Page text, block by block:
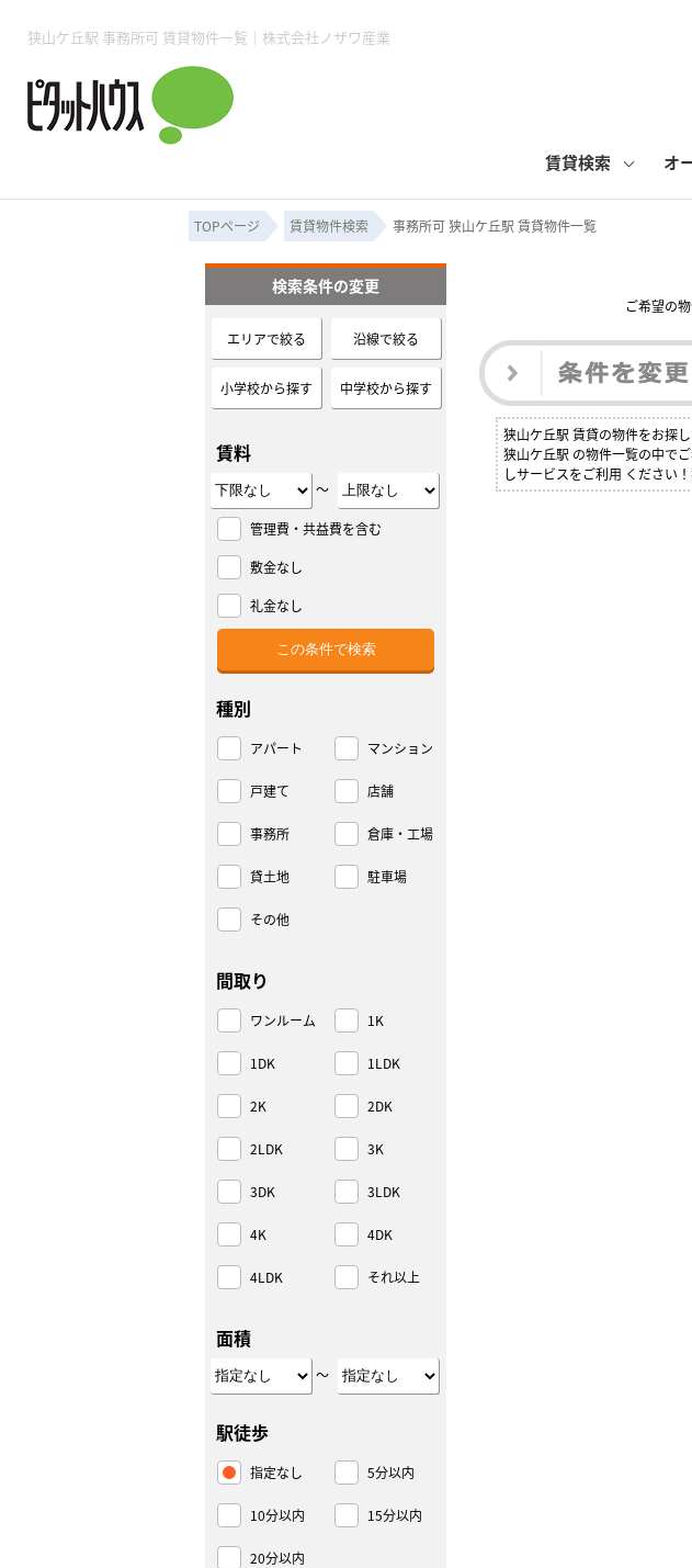
狭山ケ丘駅 事務所可 賃貸物件一覧｜株式会社ノザワ産業
賃貸検索
所沢賃貸TOP 物件検索フォーム
コンテナ
オ
賃貸管理業務 土地・空き家活用
入居者様用ページTOP 入居中のマナー 住まいのトラ
売買物件一覧 購入時の諸費用 購入までの流れ
無料売却査定 仲介手数料について 業者の選び方
必要な書類 売却の流れ 高く売るポイント
会社概要 スタッフ紹介 お客様の
ピタットハウス小手指店 ピタ
ご来店予約 お住まいの解約手続き その他の問合せ
必要な書類
ピタットハウス小手指店 ピ
TOPページ 賃貸物件検索 事務所可 狭山ケ丘駅 賃貸物件一覧
ご希望の
狭山ケ丘駅 賃貸の物件をお探
狭山ケ丘駅 の物件一覧の中で
しサービスをご利用 ください
検索条件の変更
エリアで絞る 沿線で絞る
小学校から探す 中学校から探す
賃料
～
管理費・共益費を含む
敷金なし
礼金なし
種別
アパート マンション
戸建て 店舗
事務所 倉庫・工場
貸土地 駐車場
その他
間取り
ワンルーム 1K
1DK 1LDK
2K 2DK
2LDK 3K
3DK 3LDK
4K 4DK
4LDK それ以上
面積
～
駅徒歩
指定なし 5分以内
10分以内 15分以内
20分以内